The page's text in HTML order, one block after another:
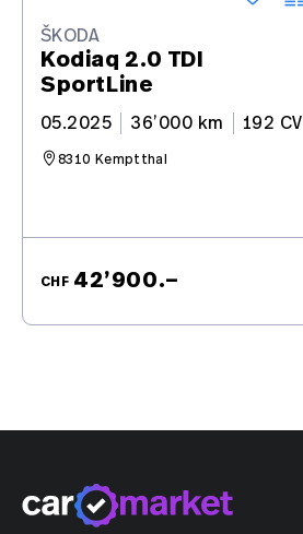
ŠKODA
Kodiaq 2.0 TDI
SportLine
05.2025 36’000 km 192 CV
8310 Kemptthal
CHF 42’900.–